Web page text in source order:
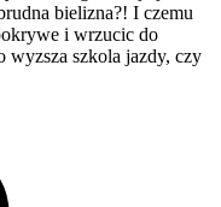
bielizna?! I czemu
i wrzucic do
wyzsza szkola jazdy, czy